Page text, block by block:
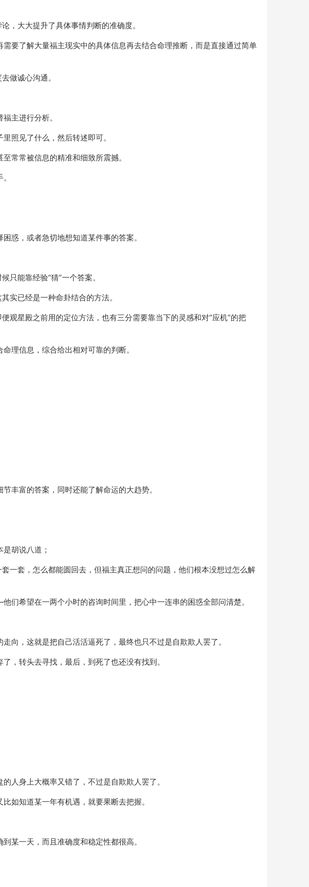
，大大提升了具体事情判断的准确度。
要了解大量福主现实中的具体信息再去结合命理推断，而是直接通过简单
做诚心沟通。
主进行分析。
照见了什么，然后转述即可。
常常被信息的精准和细致所震撼。
惑，或者急切地想知道某件事的答案。
只能靠经验“猜”一个答案。
实已经是一种命卦结合的方法。
观星殿之前用的定位方法，也有三分需要靠当下的灵感和对“应机”的把
理信息，综合给出相对可靠的判断。
丰富的答案，同时还能了解命运的大趋势。
胡说八道；
一套，怎么都能圆回去，但福主真正想问的问题，他们根本没想过怎么解
希望在一两个小时的咨询时间里，把心中一连串的困惑全部问清楚。
向，这就是把自己活活逼死了，最终也只不过是自欺欺人罢了。
，转头去寻找，最后，到死了也还没有找到。
人身上大概率又错了，不过是自欺欺人罢了。
如知道某一年有机遇，就要果断去把握。
某一天，而且准确度和稳定性都很高。